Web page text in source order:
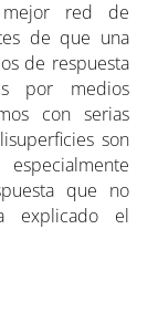
mejor red de
de que una
de respuesta
por medios
con serias
son
que no
explicado el